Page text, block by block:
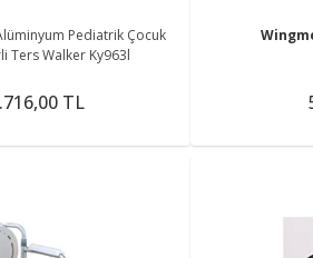
Pediatrik Çocuk
Ters Walker Ky963l
TL